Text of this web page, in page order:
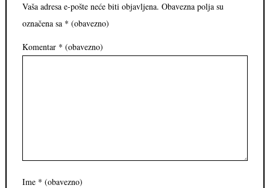
Vaša adresa e-pošte neće biti objavljena. Obavezna polja su
označena sa * (obavezno)
Komentar * (obavezno)
Ime * (obavezno)